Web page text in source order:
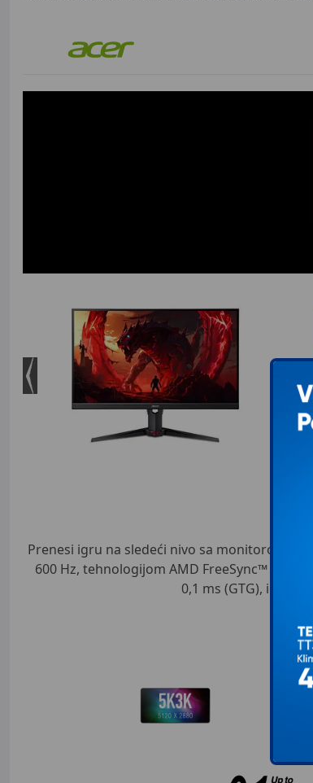
Prenesi igru na sledeći nivo sa monitorom
600 Hz, tehnologijom AMD FreeSync™
0,1 ms (GTG), igraj